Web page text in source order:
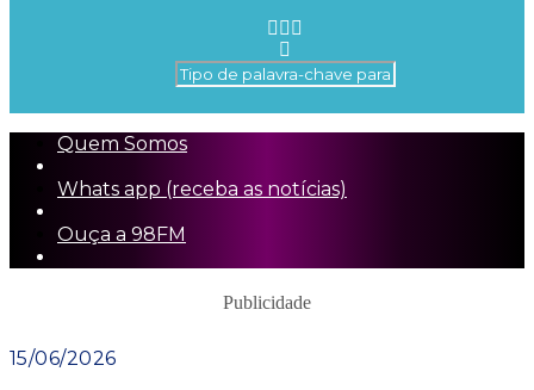
Quem Somos
Whats app (receba as notícias)
Ouça a 98FM
Publicidade
15/06/2026